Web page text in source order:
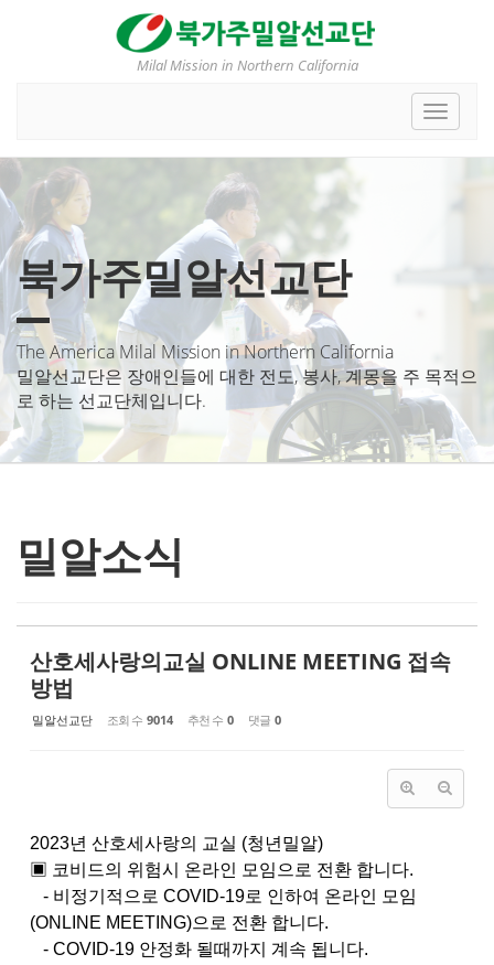
Milal Mission in Northern California
Toggle
북가주밀알선교단
The America Milal Mission in Northern California
밀알선교단은 장애인들에 대한 전도, 봉사, 계몽을 주 목적으
로 하는 선교단체입니다.
밀알소식
산호세사랑의교실 ONLINE MEETING 접속
방법
밀알선교단 조회 수 9014 추천 수 0 댓글 0
2023년 산호세사랑의 교실 (청년밀알)
▣ 코비드의 위험시 온라인 모임으로 전환 합니다.
- 비정기적으로 COVID-19로 인하여 온라인 모임
(ONLINE MEETING)으로 전환 합니다.
- COVID-19 안정화 될때까지 계속 됩니다.